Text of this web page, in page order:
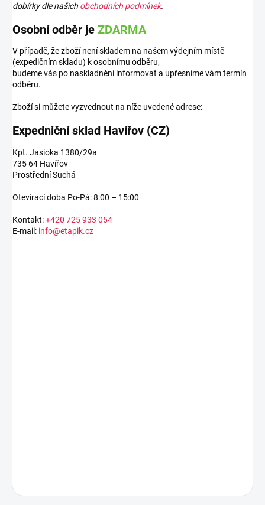
dobírky dle našich obchodních podmínek.
Osobní odběr je ZDARMA
V případě, že zboží není skladem na našem výdejním místě
(expedičním skladu) k osobnímu odběru,
budeme vás po naskladnění informovat a upřesníme vám termín
odběru.
Zboží si můžete vyzvednout na níže uvedené adrese:
Expedniční sklad Havířov (CZ)
Kpt. Jasioka 1380/29a
735 64 Havířov
Prostřední Suchá
Otevírací doba Po-Pá: 8:00 – 15:00
Kontakt:+420 725 933 054
E-mail: info@etapik.cz